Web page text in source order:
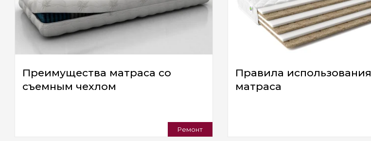
Преимущества матраса со
съемным чехлом
Ремонт
Правила использования
матраса